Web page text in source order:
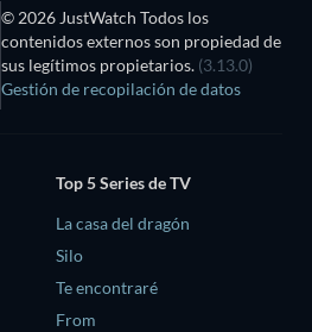
© 2026 JustWatch Todos los
contenidos externos son propiedad de
sus legítimos propietarios. (3.13.0)
Gestión de recopilación de datos
Top 5 Series de TV
La casa del dragón
Silo
Te encontraré
From